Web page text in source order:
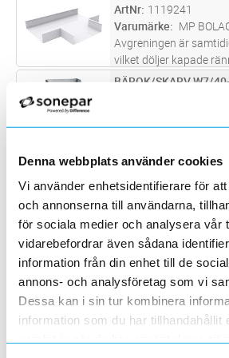
Denna webbplats använder cookies
Vi använder enhetsidentifierare för
och annonserna till användarna,
för sociala medier och analysera vår
vidarebefordrar även sådana
information från din enhet till de
annons- och analysföretag som vi
Dessa kan i sin tur kombinera
information som du har tillhandahållit
samlat in när du har använt deras
i skarven = 150 kg vid
Brottlast: = 1,7 ggr max
ArtNr 1119241
Varumärke
MP
Avgreningen är
vilket döljer kapade
kanter. På
förses med inbyggt
ST Lägg i
BÄROK/SKARV W7/
Bärok/skarv W7 40-
W70, används vid
NIVÅLED 200MM SVART
ArtNr 1117784
Varumärke MP
Monteras som skarv i
såga i rännans
ST Lägg i
NIVÅLED 400MM
ArtNr
1117790
Varumärke
Monteras som skarv i
såga i rännans
önskad vinkel.
NIVÅLED 600MM